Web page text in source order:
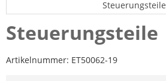
Steuerungsteile
Steuerungsteile
Artikelnummer: ET50062-19